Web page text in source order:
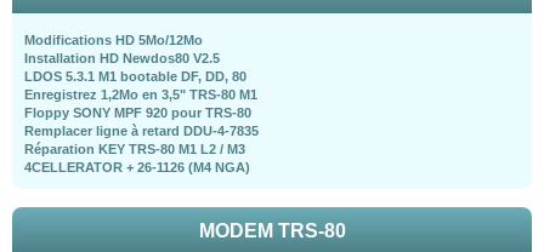
Modifications HD 5Mo/12Mo
Installation HD Newdos80 V2.5
LDOS 5.3.1 M1 bootable DF, DD, 80
Enregistrez 1,2Mo en 3,5" TRS-80 M1
Floppy SONY MPF 920 pour TRS-80
Remplacer ligne à retard DDU-4-7835
Réparation KEY TRS-80 M1 L2 / M3
4CELLERATOR + 26-1126 (M4 NGA)
MODEM TRS-80